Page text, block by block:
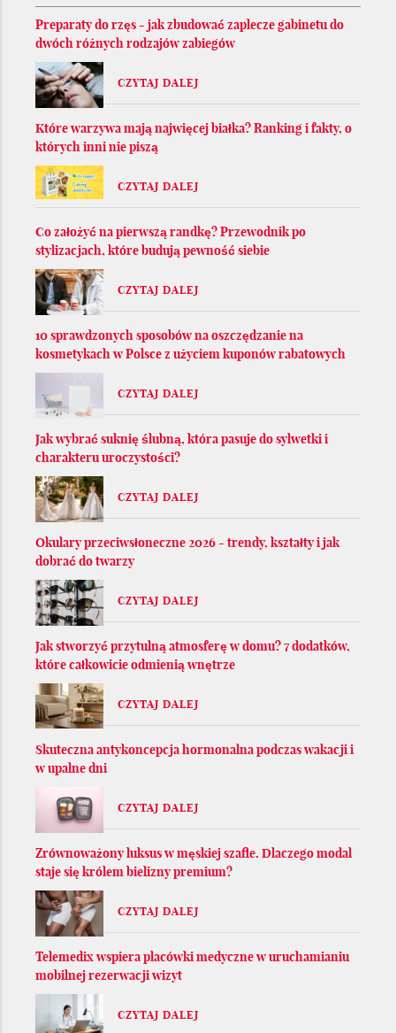
Preparaty do rzęs - jak zbudować zaplecze gabinetu do
dwóch różnych rodzajów zabiegów
CZYTAJ DALEJ
Które warzywa mają najwięcej białka? Ranking i fakty, o
których inni nie piszą
CZYTAJ DALEJ
Co założyć na pierwszą randkę? Przewodnik po
stylizacjach, które budują pewność siebie
CZYTAJ DALEJ
10 sprawdzonych sposobów na oszczędzanie na
kosmetykach w Polsce z użyciem kuponów rabatowych
CZYTAJ DALEJ
Jak wybrać suknię ślubną, która pasuje do sylwetki i
charakteru uroczystości?
CZYTAJ DALEJ
Okulary przeciwsłoneczne 2026 - trendy, kształty i jak
dobrać do twarzy
CZYTAJ DALEJ
Jak stworzyć przytulną atmosferę w domu? 7 dodatków,
które całkowicie odmienią wnętrze
CZYTAJ DALEJ
Skuteczna antykoncepcja hormonalna podczas wakacji i
w upalne dni
CZYTAJ DALEJ
Zrównoważony luksus w męskiej szafie. Dlaczego modal
staje się królem bielizny premium?
CZYTAJ DALEJ
Telemedix wspiera placówki medyczne w uruchamianiu
mobilnej rezerwacji wizyt
CZYTAJ DALEJ